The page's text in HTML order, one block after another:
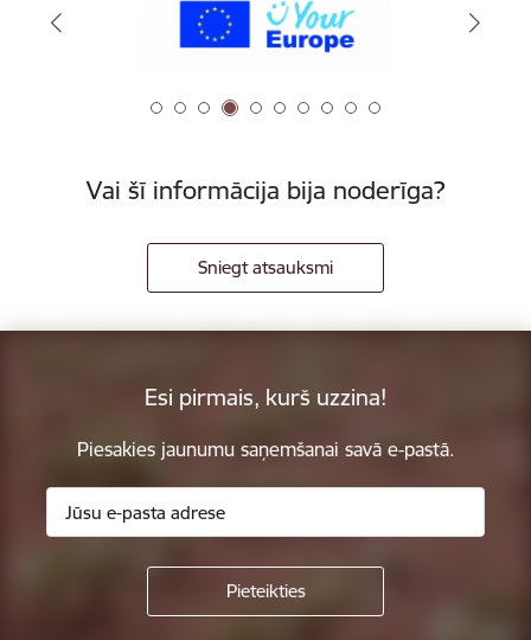
Vai šī informācija bija noderīga?
Sniegt atsauksmi
Esi pirmais, kurš uzzina!
Piesakies jaunumu saņemšanai savā e-pastā.